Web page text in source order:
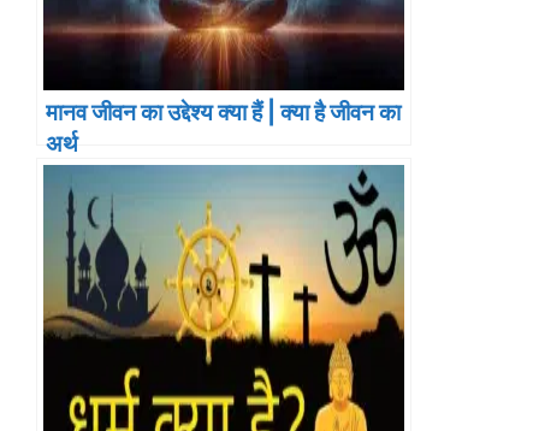
मानव जीवन का उद्देश्य क्या हैं | क्या है जीवन का
अर्थ